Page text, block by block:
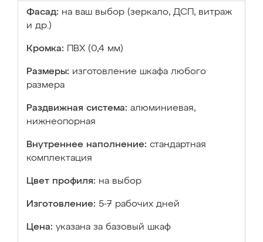
Фасад: на ваш выбор (зеркало, ДСП, витраж
и др.)
Кромка: ПВХ (0,4 мм)
Размеры: изготовление шкафа любого
размера
Раздвижная система: алюминиевая,
нижнеопорная
Внутреннее наполнение: стандартная
комплектация
Цвет профиля: на выбор
Изготовление: 5-7 рабочих дней
Цена: указана за базовый шкаф